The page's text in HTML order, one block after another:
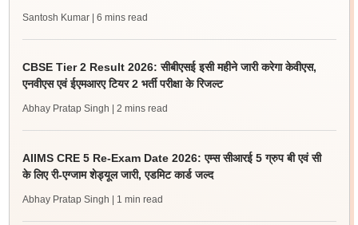
Santosh Kumar | 6 mins read
CBSE Tier 2 Result 2026: सीबीएसई इसी महीने जारी करेगा केवीएस,
एनवीएस एवं ईएमआरए टियर 2 भर्ती परीक्षा के रिजल्ट
Abhay Pratap Singh | 2 mins read
AIIMS CRE 5 Re-Exam Date 2026: एम्स सीआरई 5 ग्रुप बी एवं सी
के लिए री-एग्जाम शेड्यूल जारी, एडमिट कार्ड जल्द
Abhay Pratap Singh | 1 min read